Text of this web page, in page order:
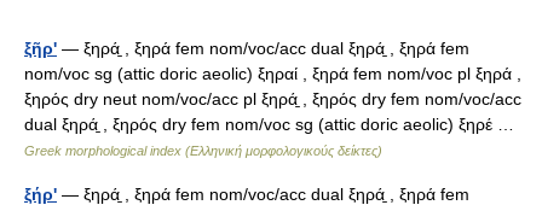
ξῆρ' — ξηρά̱ , ξηρά fem nom/voc/acc dual ξηρά̱ , ξηρά fem
nom/voc sg (attic doric aeolic) ξηραί , ξηρά fem nom/voc pl ξηρά ,
ξηρός dry neut nom/voc/acc pl ξηρά̱ , ξηρός dry fem nom/voc/acc
dual ξηρά̱ , ξηρός dry fem nom/voc sg (attic doric aeolic) ξηρέ …
Greek morphological index (Ελληνική μορφολογικούς δείκτες)
ξήρ' — ξηρά̱ , ξηρά fem nom/voc/acc dual ξηρά̱ , ξηρά fem